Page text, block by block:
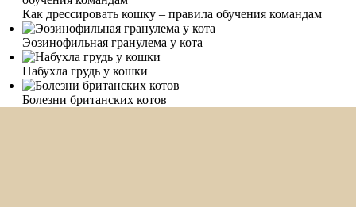
Как дрессировать кошку – правила обучения командам
Эозинофильная гранулема у кота
Набухла грудь у кошки
Болезни британских котов